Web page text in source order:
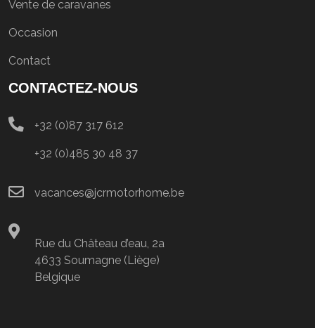
Vente de caravanes
Occasion
Contact
CONTACTEZ-NOUS
+32 (0)87 317 612
+32 (0)485 30 48 37
vacances@jcrmotorhome.be
Rue du Château d’eau, 2a
4633 Soumagne (Liège)
Belgique